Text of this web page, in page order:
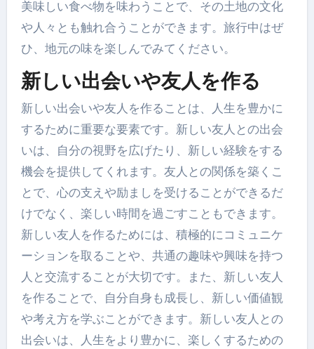
美味しい食べ物を味わうことで、その土地の文化
や人々とも触れ合うことができます。旅行中はぜ
ひ、地元の味を楽しんでみてください。
新しい出会いや友人を作る
新しい出会いや友人を作ることは、人生を豊かに
するために重要な要素です。新しい友人との出会
いは、自分の視野を広げたり、新しい経験をする
機会を提供してくれます。友人との関係を築くこ
とで、心の支えや励ましを受けることができるだ
けでなく、楽しい時間を過ごすこともできます。
新しい友人を作るためには、積極的にコミュニケ
ーションを取ることや、共通の趣味や興味を持つ
人と交流することが大切です。また、新しい友人
を作ることで、自分自身も成長し、新しい価値観
や考え方を学ぶことができます。新しい友人との
出会いは、人生をより豊かに、楽しくするための